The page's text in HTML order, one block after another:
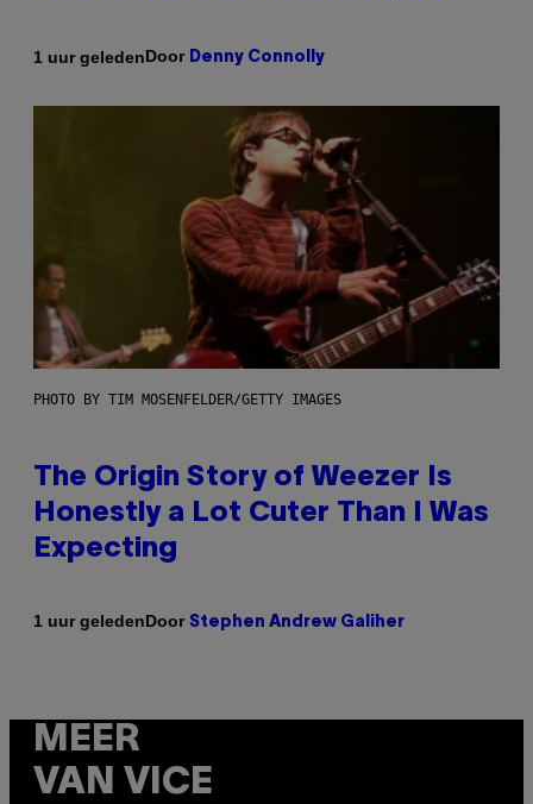
1 uur geledenDoor Denny Connolly
PHOTO BY TIM MOSENFELDER/GETTY IMAGES
The Origin Story of Weezer Is
Honestly a Lot Cuter Than I Was
Expecting
1 uur geledenDoor Stephen Andrew Galiher
MEER
VAN VICE